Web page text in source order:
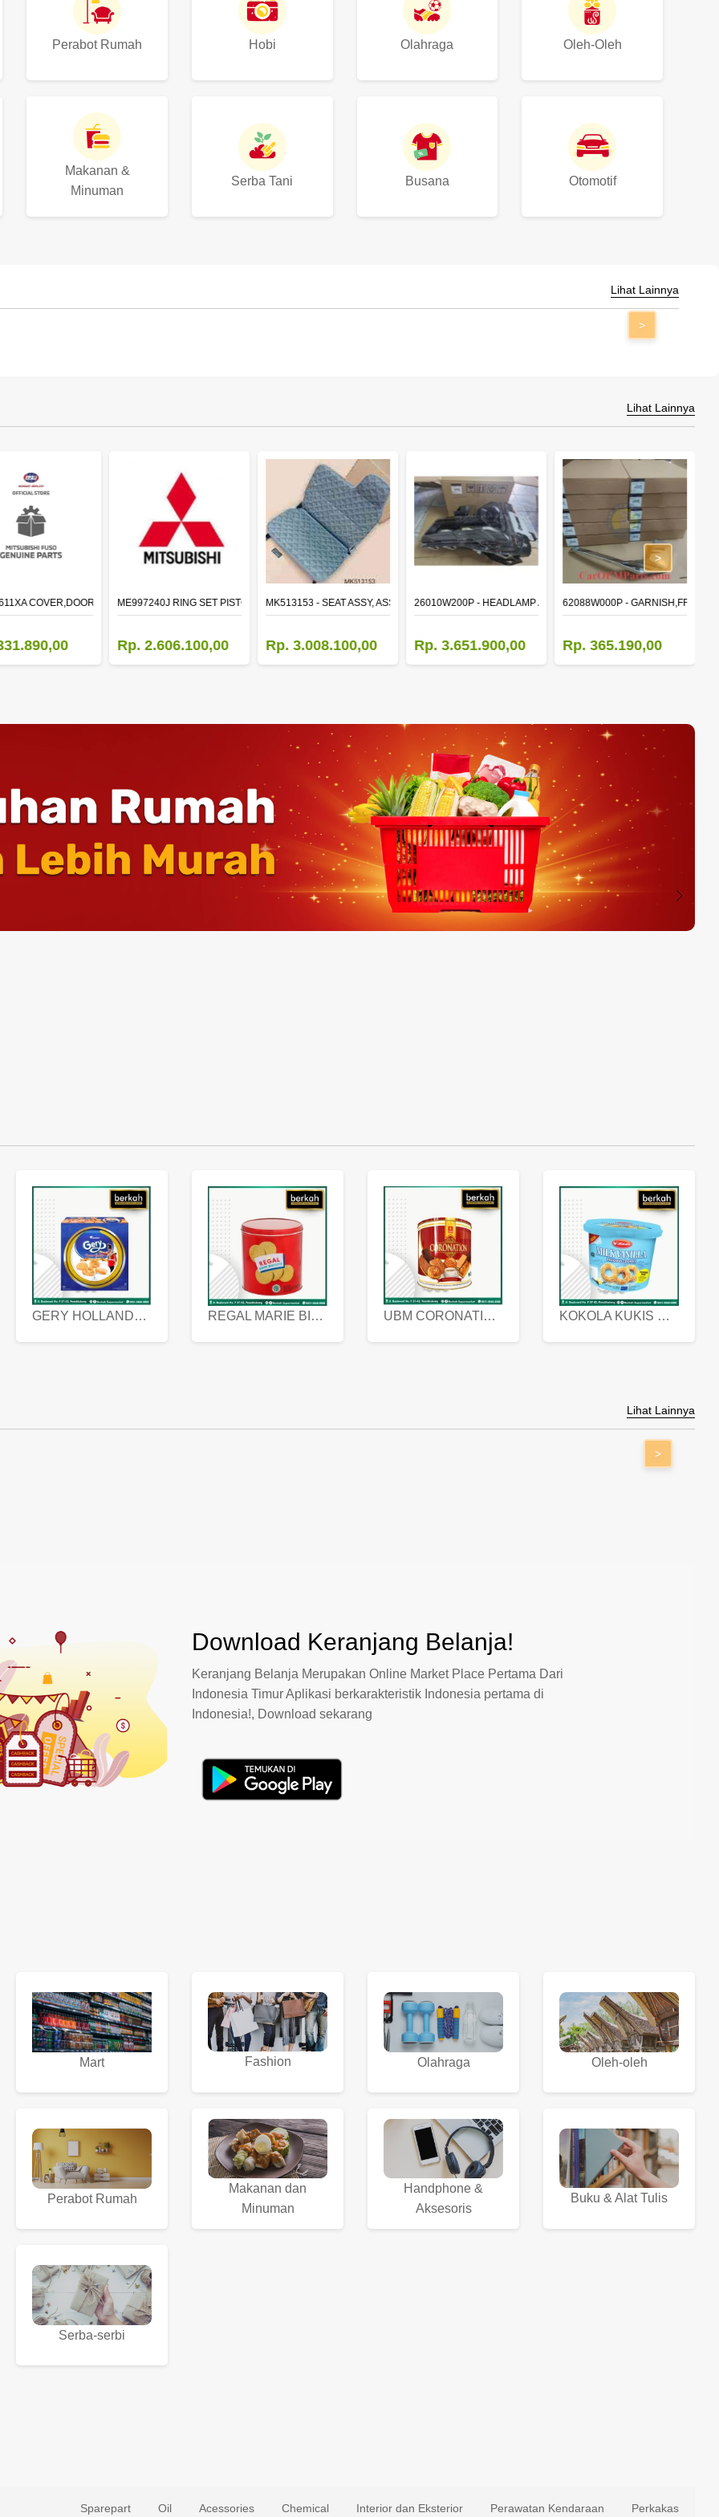
Perabot Rumah Hobi Olahraga Oleh-Oleh
Makanan &
Minuman
Serba Tani Busana Otomotif
Lihat Lainnya
>
Lihat Lainnya
COVER,DOOR MIRROR,OTR LHME997240J RING SET PISTON STD
Rp. 2.606.100,00
MK513153 - SEAT ASSY, ASSISTANT
Rp. 3.008.100,00
26010W200P - HEADLAMP ASSY,RH
Rp. 3.651.900,00
62088W000P - GARNISH,FR
Rp. 365.190,00
>
GERY HOLLANDA BUTTER COOKIES 450 GRAM REGAL MARIE BISCUIT KALENG 550 GRAM UBM CORONATION ASSORTED BISKUIT KALENG 450 GRAM KOKOLA KUKIS HYGIENIC MILK VANILLA PACK 320 GR
Lihat Lainnya
>
Download Keranjang Belanja!
Keranjang Belanja Merupakan Online Market Place Pertama Dari
Indonesia Timur Aplikasi berkarakteristik Indonesia pertama di
Indonesia!, Download sekarang
Mart Fashion Olahraga Oleh-oleh
Perabot Rumah
Makanan dan
Minuman
Handphone &
Aksesoris
Buku & Alat Tulis
Serba-serbi
Sparepart Oil Acessories Chemical Interior dan Eksterior Perawatan Kendaraan Perkakas